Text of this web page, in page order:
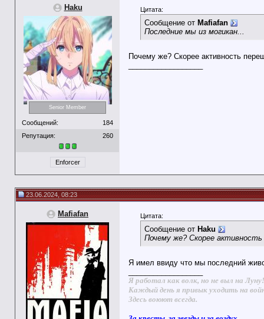
Haku
Senior Member
Сообщений:
184
Репутация:
260
Enforcer
Цитата:
Сообщение от Mafiafan
Последние мы из могикан...
Почему же? Скорее активность
23.06.2024, 08:23
Mafiafan Цитата:
Сообщение от Haku
Почему же? Скорее
Я имел ввиду что мы последний
Я работал как волк, но не выл на Луну!
Каждый день я привык уходить на
Здесь воюют всегда.